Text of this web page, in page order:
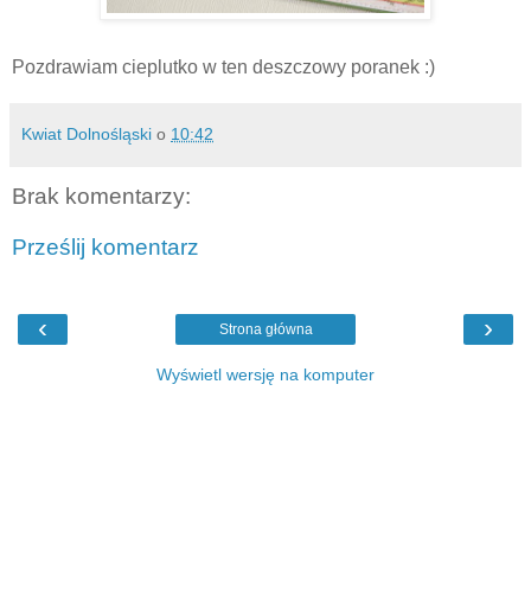
Pozdrawiam cieplutko w ten deszczowy poranek :)
Kwiat Dolnośląski o 10:42
Brak komentarzy:
Prześlij komentarz
‹ ›
Strona główna
Wyświetl wersję na komputer